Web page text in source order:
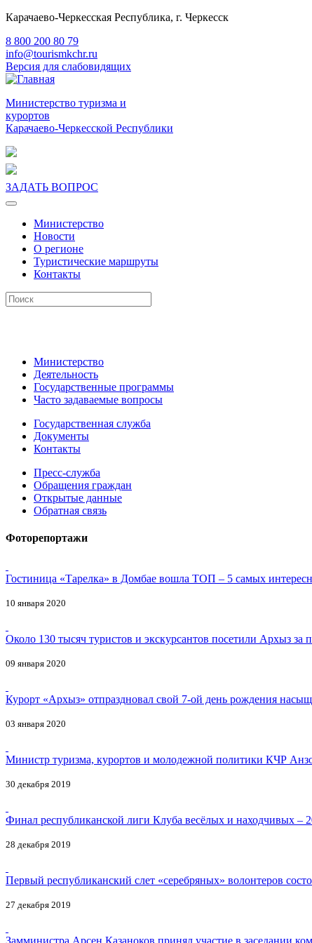
Карачаево-Черкесская Республика, г. Черкесск
8 800 200 80 79
info@tourismkchr.ru
Версия для слабовидящих
Министерство туризма и
курортов
Карачаево-Черкесской Республики
ЗАДАТЬ ВОПРОС
Министерство
Новости
О регионе
Туристические маршруты
Контакты
Министерство
Деятельность
Государственные программы
Часто задаваемые вопросы
Государственная служба
Документы
Контакты
Пресс-служба
Обращения граждан
Открытые данные
Обратная связь
Фоторепортажи
Гостиница «Тарелка» в Домбае вошла ТОП – 5 самых
10 января 2020
Около 130 тысяч туристов и экскурсантов посетили Архыз за
09 января 2020
Курорт «Архыз» отпраздновал свой 7-ой день рождения
03 января 2020
Министр туризма, курортов и молодежной политики КЧР
30 декабря 2019
Финал республиканской лиги Клуба весёлых и находчивых –
28 декабря 2019
Первый республиканский слет «серебряных» волонтеров
27 декабря 2019
Замминистра Арсен Казаноков принял участие в заседании